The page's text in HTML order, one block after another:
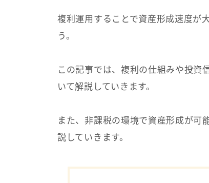
複利運用することで資産形成速度が
う。
この記事では、複利の仕組みや投資
いて解説していきます。
また、非課税の環境で資産形成が可
説していきます。